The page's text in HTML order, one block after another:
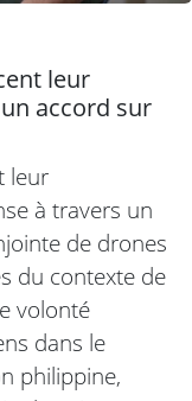
leur
accord sur
leur
à travers un
de drones
du contexte de
volonté
dans le
philippine,